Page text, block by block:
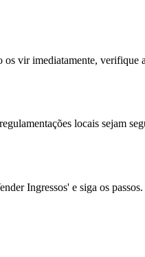
vir imediatamente, verifique
locais sejam
Ingressos' e siga os passos.